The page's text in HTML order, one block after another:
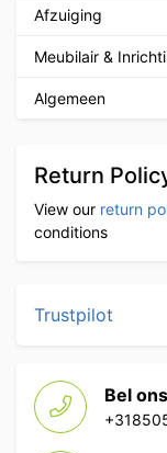
Afzuiging
Meubilair &
Algemeen
Return
View our return
conditions
Trustpilot
Bel ons